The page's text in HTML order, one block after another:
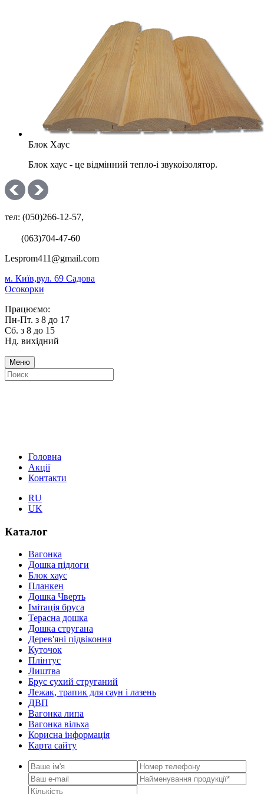
Блок Хаус
Блок хаус - це відмінний тепло-і звукоізолятор.
тел: (050)266-12-57,
(063)704-47-60
Lesprom411@gmail.com
м. Київ,вул. 69 Садова
Осокорки
Працюємо:
Пн-Пт. з 8 до 17
Сб. з 8 до 15
Нд. вихідний
Меню
Головна
Акції
Контакти
RU
UK
Каталог
Вагонка
Дошка підлоги
Блок хаус
Планкен
Дошка Чверть
Iмітація бруса
Терасна дошка
Дошка стругана
Дерев'яні підвіконня
Куточок
Плінтус
Лиштва
Брус сухий струганий
Лежак, трапик для саун і лазень
ДВП
Вагонка липа
Вагонка вільха
Корисна інформація
Карта сайту